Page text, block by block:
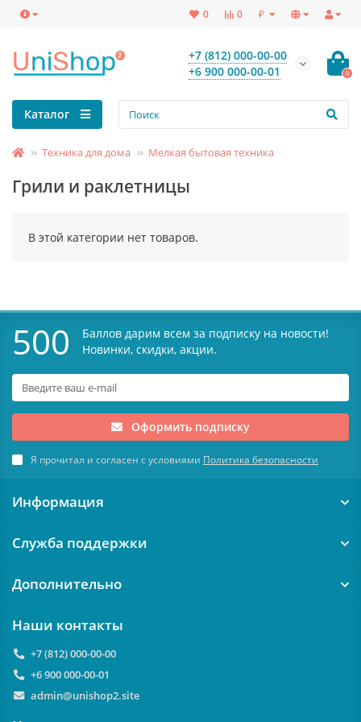
₽
0
0
+7 (812) 000-00-00
+6 900 000-00-01
0
Каталог
Техника для дома Мелкая бытовая техника
Грили и раклетницы
В этой категории нет товаров.
500
Баллов дарим всем за подписку на новости!
Новинки, скидки, акции.
Оформить подписку
Я прочитал и согласен с условиями Политика безопасности
Информация
Служба поддержки
Дополнительно
Наши контакты
+7 (812) 000-00-00
+6 900 000-00-01
admin@unishop2.site